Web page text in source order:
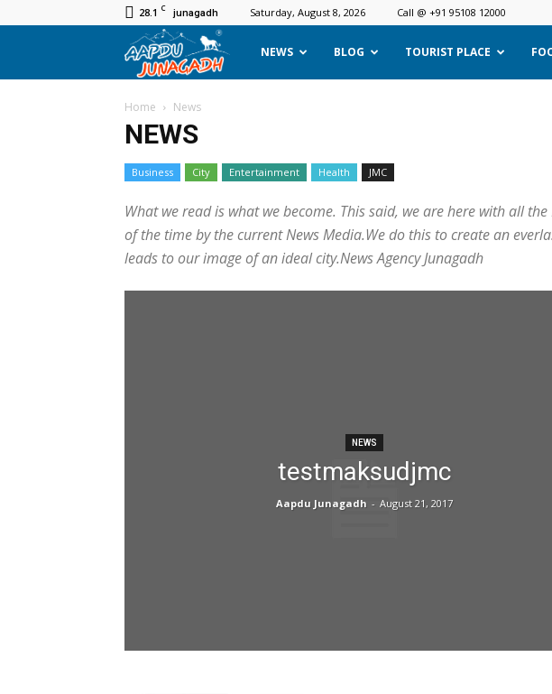
28.1 C junagadh Saturday, August 8, 2026 Call @ +91 95108 12000
Aapdu
NEWS BLOG TOURIST PLACE
Home News
NEWS
Business City Entertainment Health JMC
What we read is what we become. This said, we are here with all
of the time by the current News Media.We do this to create an
leads to our image of an ideal city.News Agency Junagadh
NEWS
testmaksudjmc
Aapdu Junagadh - August 21, 2017